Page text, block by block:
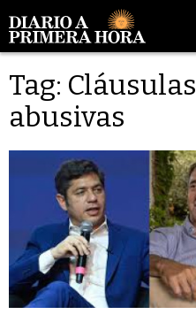
Tag: Cláusulas
abusivas